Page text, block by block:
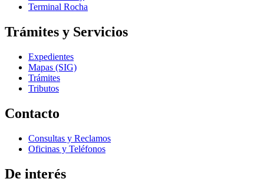
Terminal Rocha
Trámites y Servicios
Expedientes
Mapas (SIG)
Trámites
Tributos
Contacto
Consultas y Reclamos
Oficinas y Teléfonos
De interés